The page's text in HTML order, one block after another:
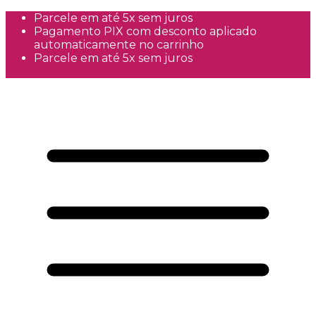
Parcele em até 5x sem juros
Pagamento PIX com desconto aplicado
automaticamente no carrinho
Parcele em até 5x sem juros